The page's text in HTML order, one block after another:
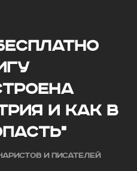
и как в
И ПИСАТЕЛЕЙ